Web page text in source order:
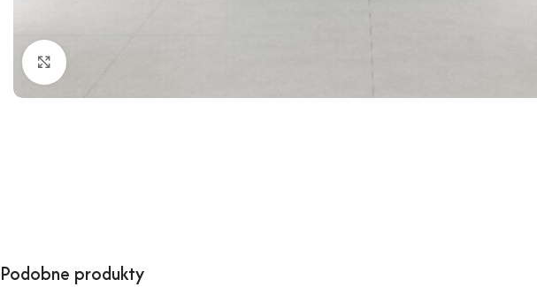
Podobne produkty